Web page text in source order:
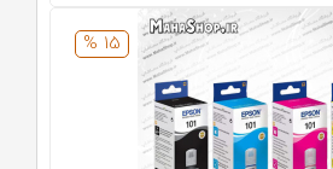
15 %